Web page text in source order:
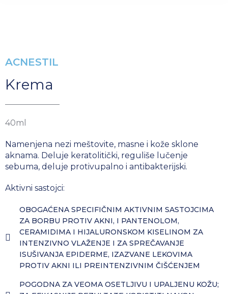
ACNESTIL
Krema
40ml
Namenjena nezi meštovite, masne i kože sklone
aknama. Deluje keratolitički, reguliše lučenje
sebuma, deluje protivupalno i antibakterijski.
Aktivni sastojci:
OBOGAĆENA SPECIFIČNIM AKTIVNIM SASTOJCIMA
ZA BORBU PROTIV AKNI, I PANTENOLOM,
CERAMIDIMA I HIJALURONSKOM KISELINOM ZA
INTENZIVNO VLAŽENJE I ZA SPREČAVANJE
ISUŠIVANJA EPIDERME, IZAZVANE LEKOVIMA
PROTIV AKNI ILI PREINTENZIVNIM ČIŠĆENJEM
POGODNA ZA VEOMA OSETLJIVU I UPALJENU KOŽU;